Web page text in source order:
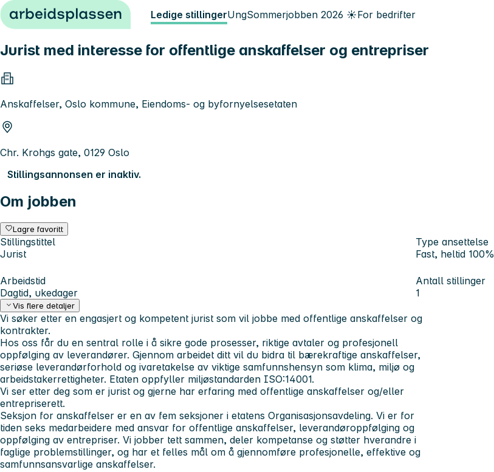
Hopp til innhold Ledige stillingerUngSommerjobben 2026 ☀️For bedrifter
Jurist med interesse for offentlige anskaffelser og entrepriser
Anskaffelser, Oslo kommune, Eiendoms- og byfornyelsesetaten
Chr. Krohgs gate, 0129 Oslo
Stillingsannonsen er inaktiv.
Om jobben
Lagre favoritt
Stillingstittel
Jurist
Type ansettelse
Fast, heltid 100%
Arbeidstid
Dagtid, ukedager
Antall stillinger
1
Vis flere detaljer
Vi søker etter en engasjert og kompetent jurist som vil jobbe med offentlige anskaffelser og
kontrakter.
Hos oss får du en sentral rolle i å sikre gode prosesser, riktige avtaler og profesjonell
oppfølging av leverandører. Gjennom arbeidet ditt vil du bidra til bærekraftige anskaffelser,
seriøse leverandørforhold og ivaretakelse av viktige samfunnshensyn som klima, miljø og
arbeidstakerrettigheter. Etaten oppfyller miljøstandarden ISO:14001.
Vi ser etter deg som er jurist og gjerne har erfaring med offentlige anskaffelser og/eller
entrepriserett.
Seksjon for anskaffelser er en av fem seksjoner i etatens Organisasjonsavdeling. Vi er for
tiden seks medarbeidere med ansvar for offentlige anskaffelser, leverandøroppfølging og
oppfølging av entrepriser. Vi jobber tett sammen, deler kompetanse og støtter hverandre i
faglige problemstillinger, og har et felles mål om å gjennomføre profesjonelle, effektive og
samfunnsansvarlige anskaffelser.